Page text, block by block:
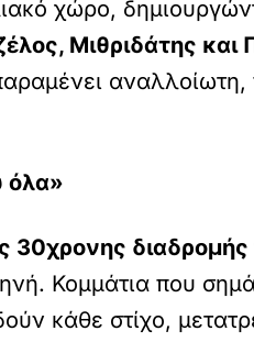
χώρο,
Μιθριδάτης και
όλα»
30χρονης διαδρομής
Κομμάτια που
κάθε στίχο,